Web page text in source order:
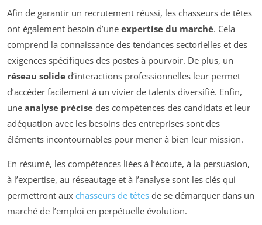
Afin de garantir un recrutement réussi, les chasseurs de têtes
ont également besoin d’une expertise du marché. Cela
comprend la connaissance des tendances sectorielles et des
exigences spécifiques des postes à pourvoir. De plus, un
réseau solide d’interactions professionnelles leur permet
d’accéder facilement à un vivier de talents diversifié. Enfin,
une analyse précise des compétences des candidats et leur
adéquation avec les besoins des entreprises sont des
éléments incontournables pour mener à bien leur mission.
En résumé, les compétences liées à l’écoute, à la persuasion,
à l’expertise, au réseautage et à l’analyse sont les clés qui
permettront aux chasseurs de têtes de se démarquer dans un
marché de l’emploi en perpétuelle évolution.